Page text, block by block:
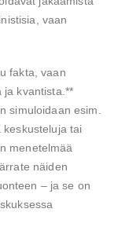
vaan
fakta, vaan
ja kvantista.**
simuloidaan esim.
keskusteluja tai
menetelmää
näiden
– ja se on